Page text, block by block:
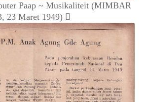
Paap ~ Musikaliteit (MIMBAR
23 Maret 1949)